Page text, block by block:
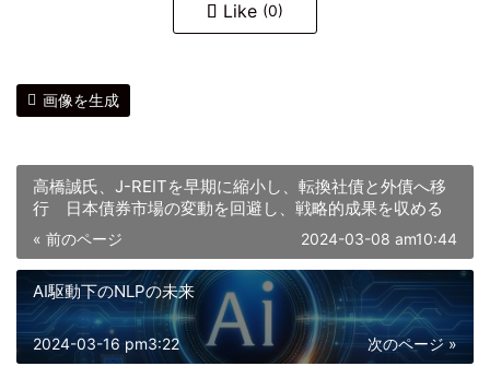
Like (0)
画像を生成
高橋誠氏、J-REITを早期に縮小し、転換社債と外債へ移
行 日本債券市場の変動を回避し、戦略的成果を収める
« 前のページ 2024-03-08 am10:44
AI駆動下のNLPの未来
次のページ »
2024-03-16 pm3:22